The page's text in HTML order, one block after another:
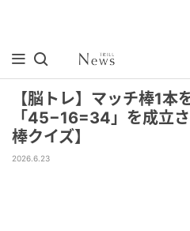
【脳トレ】マッチ棒1本
「45−16=34」を成立
棒クイズ】
2026.6.23